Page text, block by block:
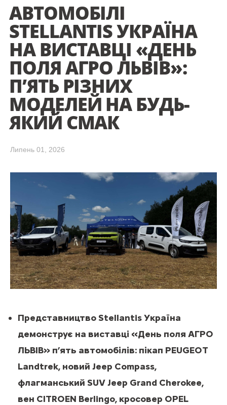
АВТОМОБІЛІ
STELLANTIS УКРАЇНА
НА ВИСТАВЦІ «ДЕНЬ
ПОЛЯ АГРО ЛЬВІВ»:
П’ЯТЬ РІЗНИХ
МОДЕЛЕЙ НА БУДЬ-
ЯКИЙ СМАК
Липень 01, 2026
Представництво Stellantis Україна
демонструє на виставці «День поля АГРО
ЛЬВІВ» п’ять автомобілів: пікап PEUGEOT
Landtrek, новий Jeep Compass,
флагманський SUV Jeep Grand Cherokee,
вен CITROEN Berlingo, кросовер OPEL